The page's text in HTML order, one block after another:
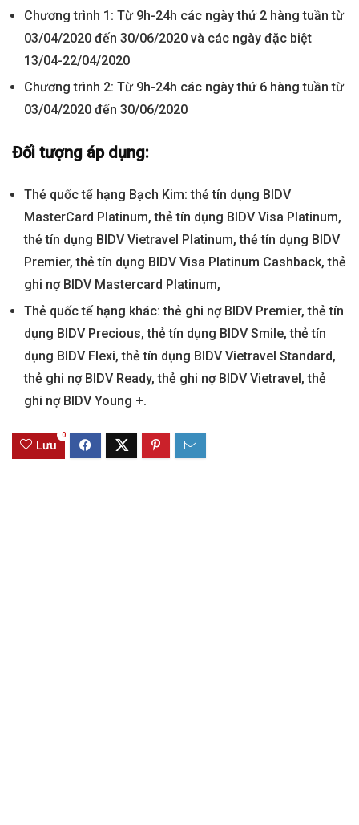
Chương trình 1: Từ 9h-24h các ngày thứ 2 hàng tuần từ
03/04/2020 đến 30/06/2020 và các ngày đặc biệt
13/04-22/04/2020
Chương trình 2: Từ 9h-24h các ngày thứ 6 hàng tuần từ
03/04/2020 đến 30/06/2020
Đối tượng áp dụng:
Thẻ quốc tế hạng Bạch Kim: thẻ tín dụng BIDV
MasterCard Platinum, thẻ tín dụng BIDV Visa Platinum,
thẻ tín dụng BIDV Vietravel Platinum, thẻ tín dụng BIDV
Premier, thẻ tín dụng BIDV Visa Platinum Cashback, thẻ
ghi nợ BIDV Mastercard Platinum,
Thẻ quốc tế hạng khác: thẻ ghi nợ BIDV Premier, thẻ tín
dụng BIDV Precious, thẻ tín dụng BIDV Smile, thẻ tín
dụng BIDV Flexi, thẻ tín dụng BIDV Vietravel Standard,
thẻ ghi nợ BIDV Ready, thẻ ghi nợ BIDV Vietravel, thẻ
ghi nợ BIDV Young +.
Lưu
0